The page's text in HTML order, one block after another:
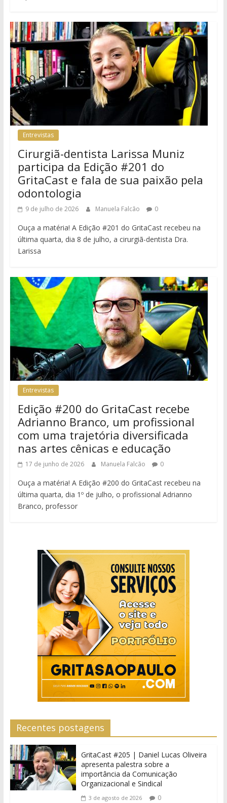
Entrevistas
Cirurgiã-dentista Larissa Muniz
participa da Edição #201 do
GritaCast e fala de sua paixão pela
odontologia
9 de julho de 2026 Manuela Falcão 0
Ouça a matéria! A Edição #201 do GritaCast recebeu na
última quarta, dia 8 de julho, a cirurgiã-dentista Dra.
Larissa
Entrevistas
Edição #200 do GritaCast recebe
Adrianno Branco, um profissional
com uma trajetória diversificada
nas artes cênicas e educação
17 de junho de 2026 Manuela Falcão 0
Ouça a matéria! A Edição #200 do GritaCast recebeu na
última quarta, dia 1º de julho, o profissional Adrianno
Branco, professor
Recentes postagens
GritaCast #205 | Daniel Lucas Oliveira
apresenta palestra sobre a
importância da Comunicação
Organizacional e Sindical
3 de agosto de 2026 0